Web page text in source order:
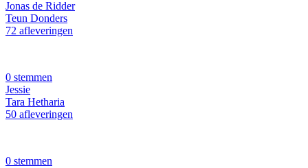
Jonas de Ridder
Teun Donders
72 afleveringen
0 stemmen
Jessie
Tara Hetharia
50 afleveringen
0 stemmen